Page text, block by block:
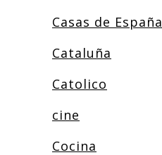
Casas de España
Cataluña
Catolico
cine
Cocina